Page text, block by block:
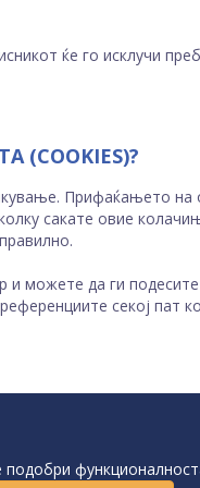
ќе го исклучи
Прифаќањето
сакате овие
можете да ги
секој пат